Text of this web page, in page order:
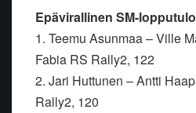
Epävirallinen SM-
1. Teemu Asunmaa – Ville
Fabia RS Rally2, 122
2. Jari Huttunen – Antti
Rally2, 120